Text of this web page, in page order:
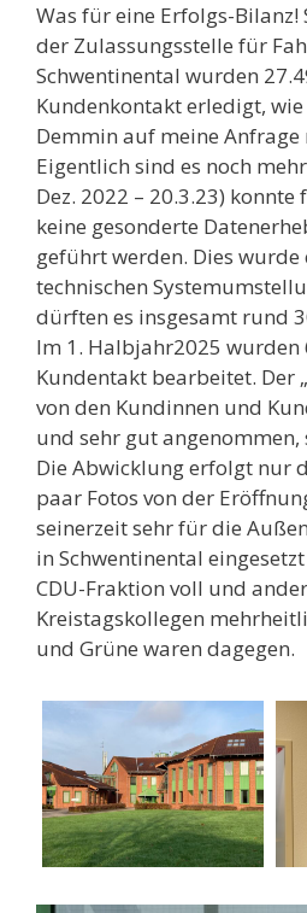
Was für eine Erfolgs-
der Zulassungsstelle für
Schwentinental wurden
Kundenkontakt erledigt,
Demmin auf meine
Eigentlich sind es noch
Dez. 2022 – 20.3.23)
keine gesonderte
geführt werden. Dies wurde
technischen
dürften es insgesamt rund
Im 1. Halbjahr2025 wurden
Kundentakt bearbeitet. Der
von den Kundinnen und
und sehr gut
Die Abwicklung erfolgt nur
paar Fotos von der
seinerzeit sehr für die
in Schwentinental
CDU-Fraktion voll und
Kreistagskollegen
und Grüne waren dagegen.